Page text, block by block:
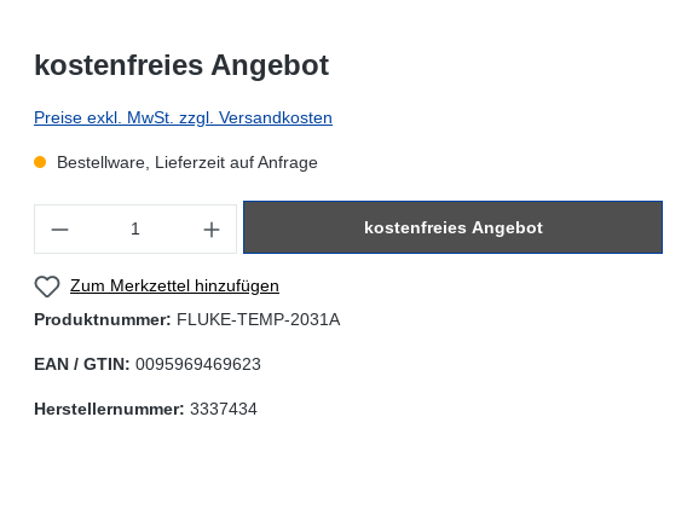
kostenfreies Angebot
Preise exkl. MwSt. zzgl. Versandkosten
Bestellware, Lieferzeit auf Anfrage
kostenfreies Angebot
Zum Merkzettel hinzufügen
Produktnummer: FLUKE-TEMP-2031A
EAN / GTIN: 0095969469623
Herstellernummer: 3337434